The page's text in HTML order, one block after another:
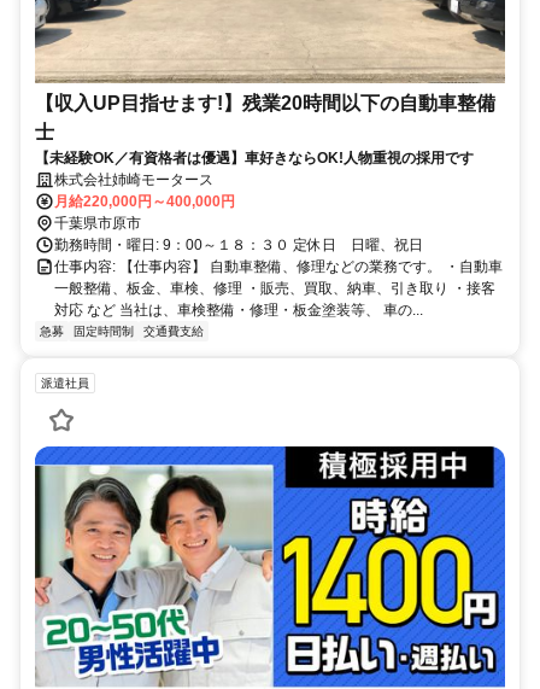
【収入UP目指せます!】残業20時間以下の自動車整備
士
【未経験OK／有資格者は優遇】車好きならOK!人物重視の採用です
株式会社姉崎モータース
月給220,000円～400,000円
千葉県市原市
勤務時間・曜日: 9：00～１８：３０ 定休日 日曜、祝日
仕事内容: 【仕事内容】 自動車整備、修理などの業務です。 ・自動車
一般整備、板金、車検、修理 ・販売、買取、納車、引き取り ・接客
対応 など 当社は、車検整備・修理・板金塗装等、 車の...
急募 固定時間制 交通費支給
派遣社員